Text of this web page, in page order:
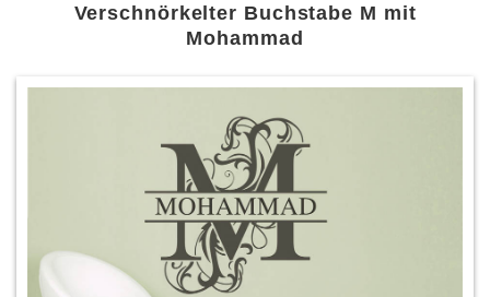
Verschnörkelter Buchstabe M mit
Mohammad